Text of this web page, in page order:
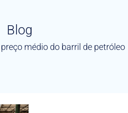
Blog
preço médio do barril de petróleo